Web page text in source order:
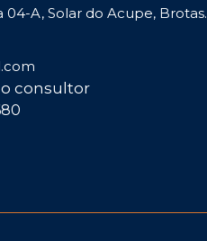
04-A, Solar do Acupe, Brotas.
o consultor